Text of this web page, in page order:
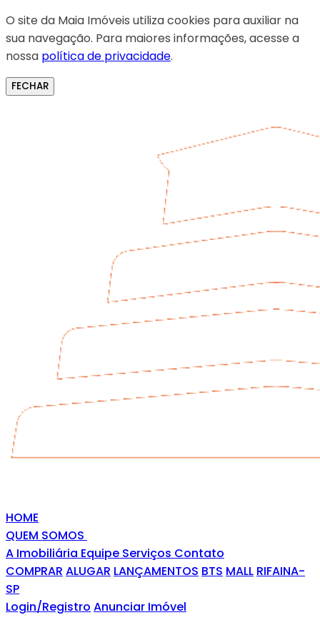
O site da Maia Imóveis utiliza cookies para auxiliar na
sua navegação. Para maiores informações, acesse a
nossa política de privacidade.
FECHAR
HOME
QUEM SOMOS
A Imobiliária Equipe Serviços Contato
COMPRAR ALUGAR LANÇAMENTOS BTS MALL RIFAINA-
SP
Login/Registro Anunciar Imóvel